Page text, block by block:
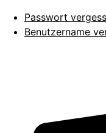
Passwort
Benutzername